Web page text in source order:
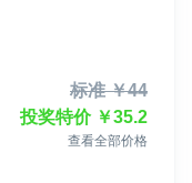
标准￥44
投奖特价￥35.2
查看全部价格